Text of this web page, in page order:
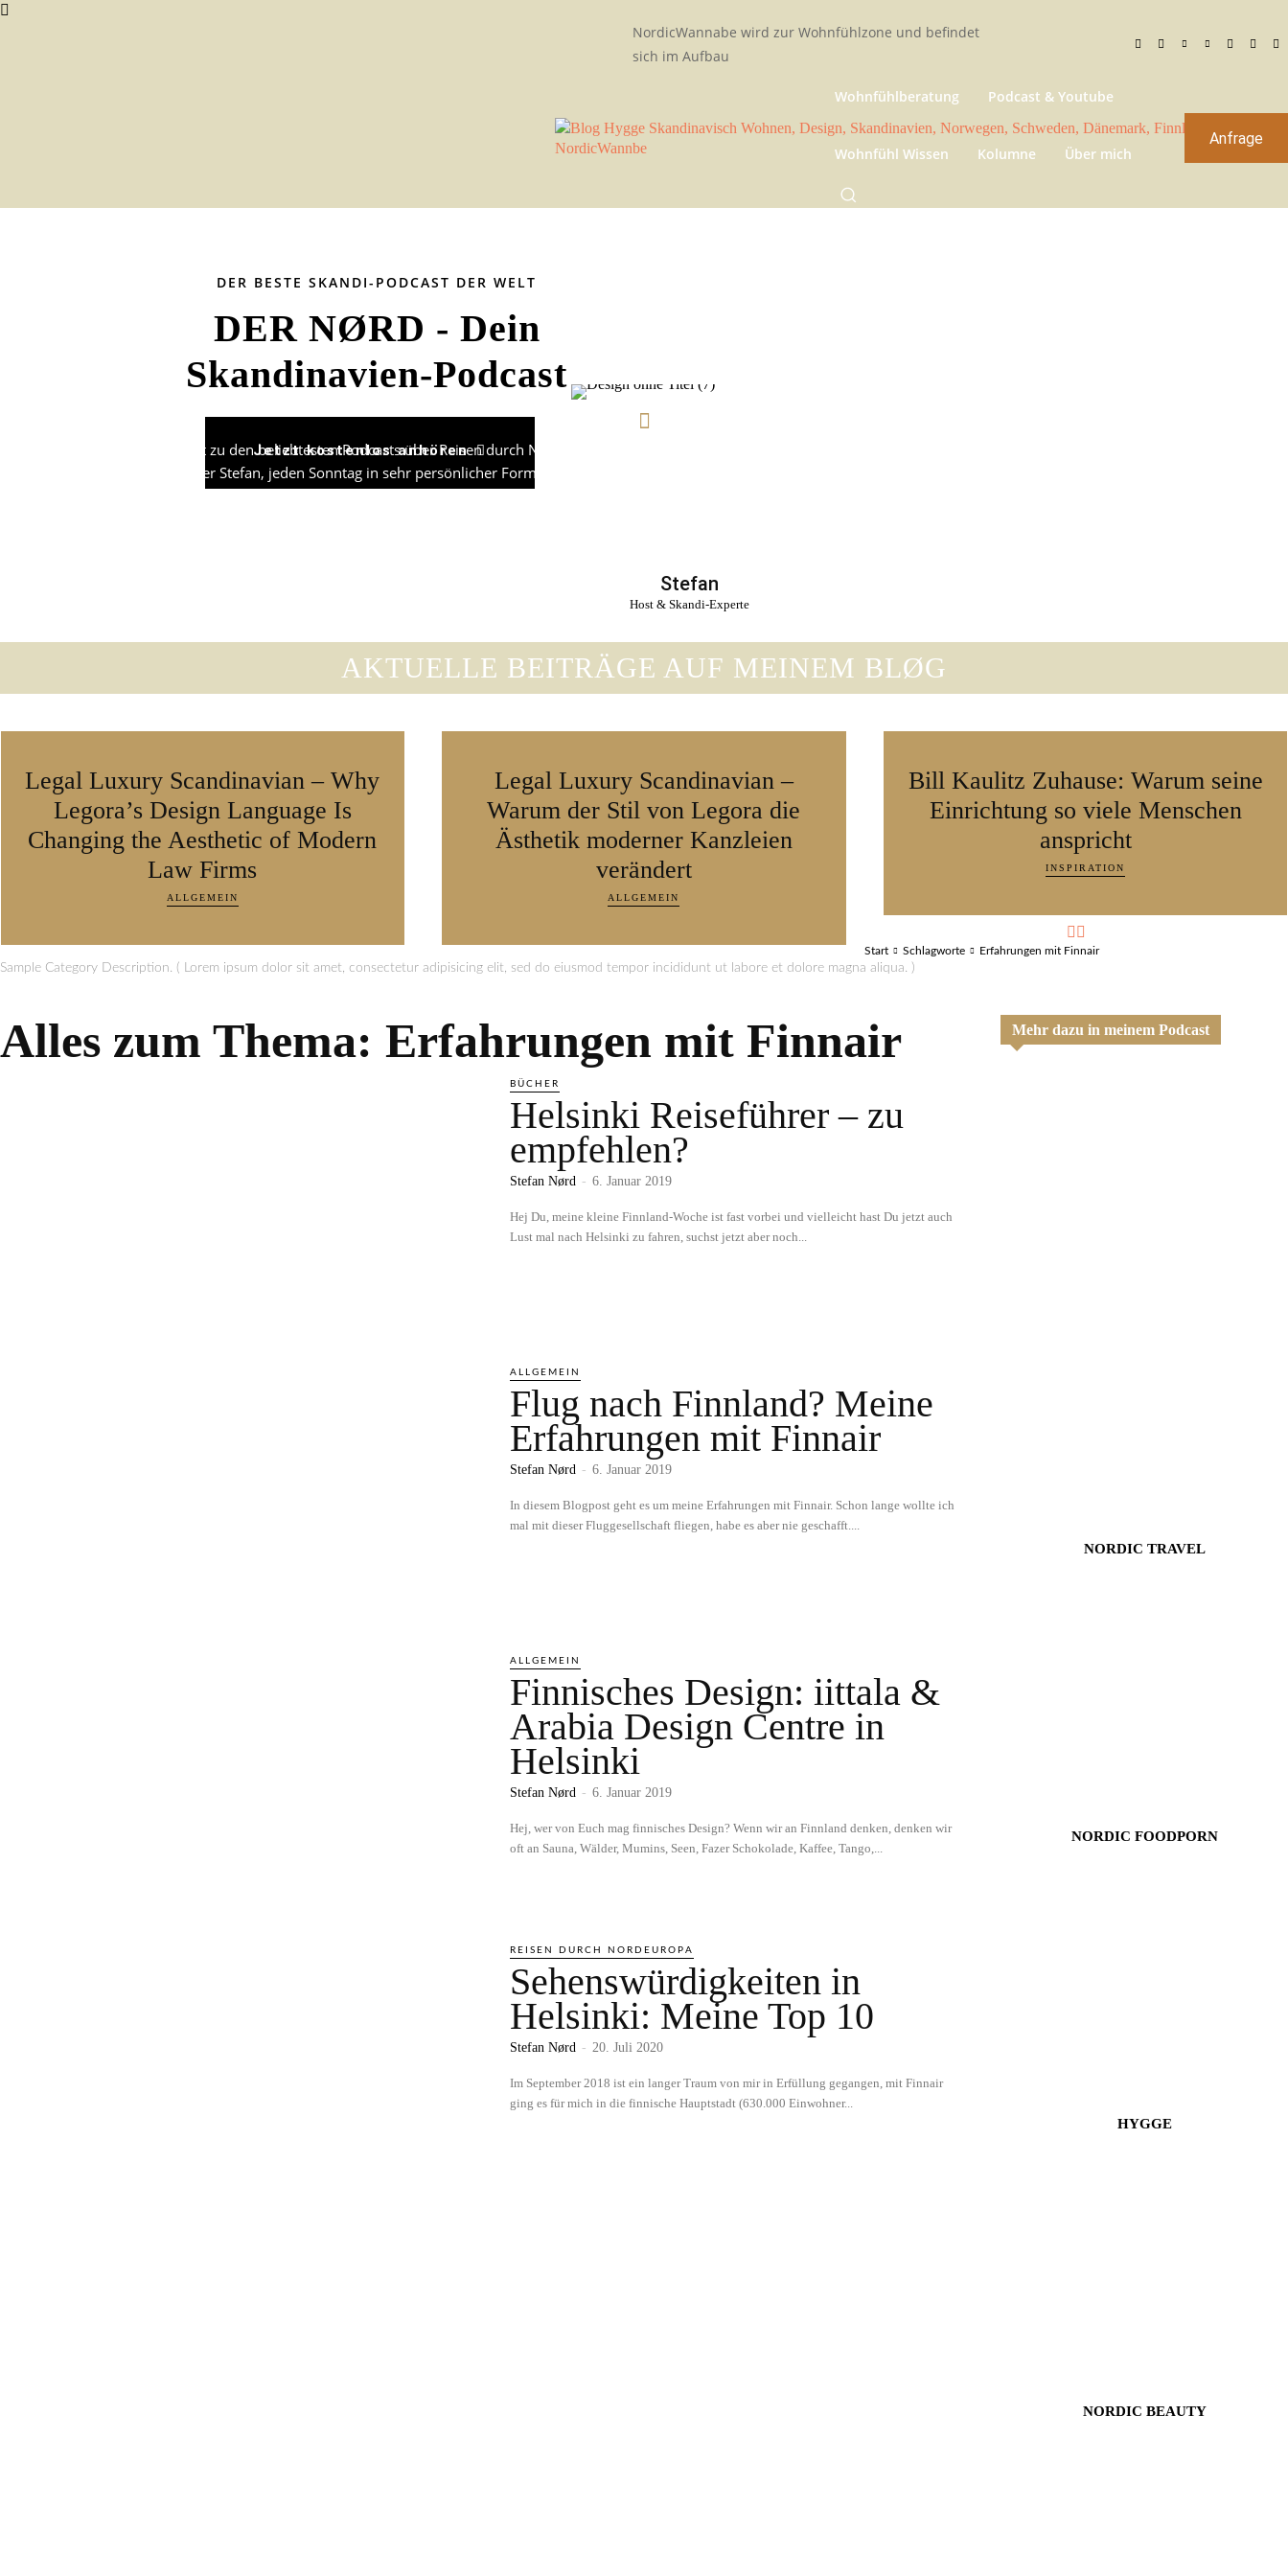
NordicWannabe wird zur Wohnfühlzone und befindet
sich im Aufbau
Wohnfühlberatung Podcast & Youtube
Wohnfühl Wissen Kolumne Über mich
Anfrage
DER BESTE SKANDI-PODCAST DER WELT
DER NØRD - Dein
Skandinavien-Podcast
Jetzt kostenlos anhören
DER NØRD gehört zu den beliebtesten Podcasts über Reisen durch Nordeuropa und holt das skandinavische Lebensgefühl ins Heim meiner Hörenden. Seit 2018 berichte
ich, Skandi-Blogger Stefan, jeden Sonntag in sehr persönlicher Form über meine bei Aufenthalten in Dänemark, Schweden, Norwegen, Finnland und Island gesammelten
Stefan
Host & Skandi-Experte
AKTUELLE BEITRÄGE AUF MEINEM BLØG
Legal Luxury Scandinavian – Why
Legora’s Design Language Is
Changing the Aesthetic of Modern
Law Firms
ALLGEMEIN
Legal Luxury Scandinavian –
Warum der Stil von Legora die
Ästhetik moderner Kanzleien
verändert
ALLGEMEIN
Bill Kaulitz Zuhause: Warum seine
Einrichtung so viele Menschen
anspricht
INSPIRATION
Start Schlagworte Erfahrungen mit Finnair
Sample Category Description. ( Lorem ipsum dolor sit amet, consectetur adipisicing elit, sed do eiusmod tempor incididunt ut labore et dolore magna aliqua. )
Alles zum Thema: Erfahrungen mit Finnair
BÜCHER
Helsinki Reiseführer – zu
empfehlen?
Stefan Nørd - 6. Januar 2019
Hej Du, meine kleine Finnland-Woche ist fast vorbei und vielleicht hast Du jetzt auch
Lust mal nach Helsinki zu fahren, suchst jetzt aber noch...
ALLGEMEIN
Flug nach Finnland? Meine
Erfahrungen mit Finnair
Stefan Nørd - 6. Januar 2019
In diesem Blogpost geht es um meine Erfahrungen mit Finnair. Schon lange wollte ich
mal mit dieser Fluggesellschaft fliegen, habe es aber nie geschafft....
ALLGEMEIN
Finnisches Design: iittala &
Arabia Design Centre in
Helsinki
Stefan Nørd - 6. Januar 2019
Hej, wer von Euch mag finnisches Design? Wenn wir an Finnland denken, denken wir
oft an Sauna, Wälder, Mumins, Seen, Fazer Schokolade, Kaffee, Tango,...
REISEN DURCH NORDEUROPA
Sehenswürdigkeiten in
Helsinki: Meine Top 10
Stefan Nørd - 20. Juli 2020
Im September 2018 ist ein langer Traum von mir in Erfüllung gegangen, mit Finnair
ging es für mich in die finnische Hauptstadt (630.000 Einwohner...
Mehr dazu in meinem Podcast
NORDIC TRAVEL
NORDIC FOODPORN
HYGGE
NORDIC BEAUTY